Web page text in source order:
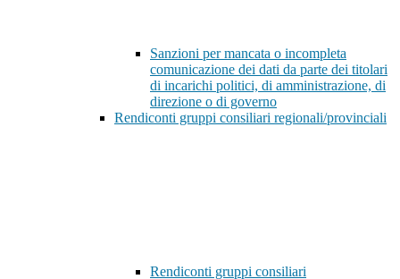
Sanzioni per mancata o incompleta
comunicazione dei dati da parte dei titolari
di incarichi politici, di amministrazione, di
direzione o di governo
Rendiconti gruppi consiliari regionali/provinciali
Rendiconti gruppi consiliari